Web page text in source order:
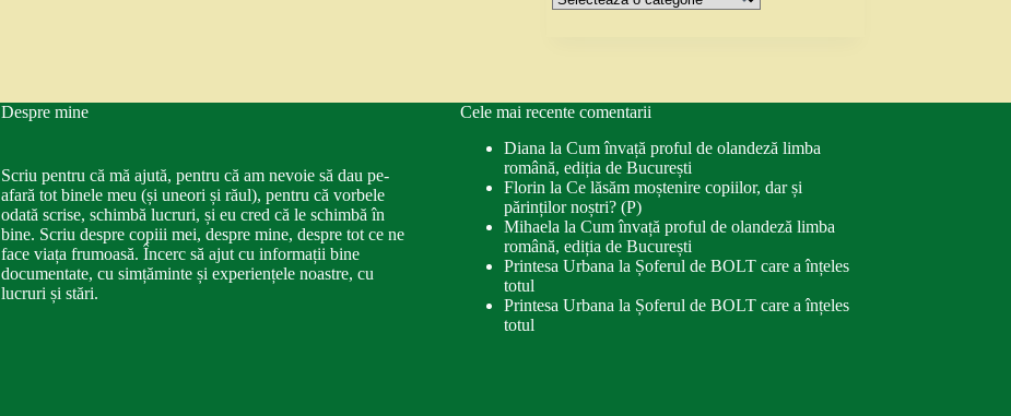
Despre mine
Scriu pentru că mă ajută, pentru că am nevoie să dau pe-
afară tot binele meu (și uneori și răul), pentru că vorbele
odată scrise, schimbă lucruri, și eu cred că le schimbă în
bine. Scriu despre copiii mei, despre mine, despre tot ce ne
face viața frumoasă. Încerc să ajut cu informații bine
documentate, cu simțăminte și experiențele noastre, cu
lucruri și stări.
Cele mai recente comentarii
Diana la Cum învață proful de olandeză limba
română, ediția de București
Florin la Ce lăsăm moștenire copiilor, dar și
părinților noștri? (P)
Mihaela la Cum învață proful de olandeză limba
română, ediția de București
Printesa Urbana la Șoferul de BOLT care a înțeles
totul
Printesa Urbana la Șoferul de BOLT care a înțeles
totul